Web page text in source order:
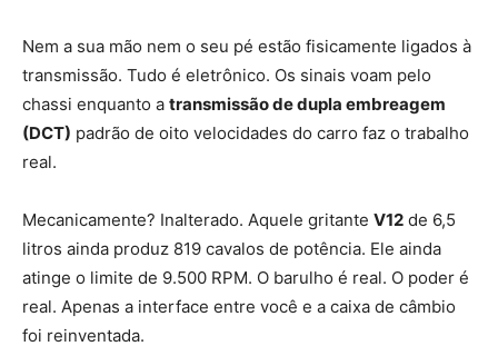
Nem a sua mão nem o seu pé estão fisicamente ligados à
transmissão. Tudo é eletrônico. Os sinais voam pelo
chassi enquanto a transmissão de dupla embreagem
(DCT) padrão de oito velocidades do carro faz o trabalho
real.
Mecanicamente? Inalterado. Aquele gritante V12 de 6,5
litros ainda produz 819 cavalos de potência. Ele ainda
atinge o limite de 9.500 RPM. O barulho é real. O poder é
real. Apenas a interface entre você e a caixa de câmbio
foi reinventada.